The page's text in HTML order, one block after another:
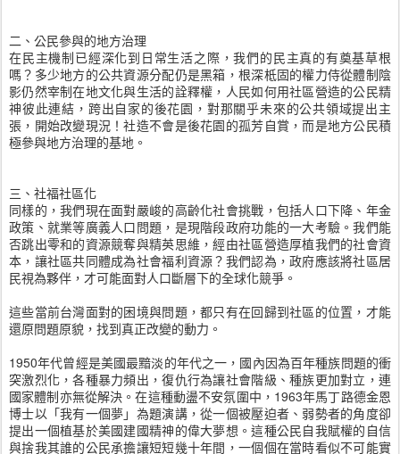
二、公民參與的地方治理
在民主機制已經深化到日常生活之際，我們的民主真的有奠基草根
嗎？多少地方的公共資源分配仍是黑箱，根深柢固的權力侍從體制陰
影仍然宰制在地文化與生活的詮釋權，人民如何用社區營造的公民精
神彼此連結，跨出自家的後花園，對那關乎未來的公共領域提出主
張，開始改變現況！社造不會是後花園的孤芳自賞，而是地方公民積
極參與地方治理的基地。
三、社福社區化
同樣的，我們現在面對嚴峻的高齡化社會挑戰，包括人口下降、年金
政策、就業等廣義人口問題，是現階段政府功能的一大考驗。我們能
否跳出零和的資源競奪與精英思維，經由社區營造厚植我們的社會資
本，讓社區共同體成為社會福利資源？我們認為，政府應該將社區居
民視為夥伴，才可能面對人口斷層下的全球化競爭。
這些當前台灣面對的困境與問題，都只有在回歸到社區的位置，才能
還原問題原貌，找到真正改變的動力。
1950年代曾經是美國最黯淡的年代之一，國內因為百年種族問題的衝
突激烈化，各種暴力頻出，復仇行為讓社會階級、種族更加對立，連
國家體制亦無從解決。在這種動盪不安氛圍中，1963年馬丁路德金恩
博士以「我有一個夢」為題演講，從一個被壓迫者、弱勢者的角度卻
提出一個植基於美國建國精神的偉大夢想。這種公民自我賦權的自信
與捨我其誰的公民承擔讓短短幾十年間，一個個在當時看似不可能實